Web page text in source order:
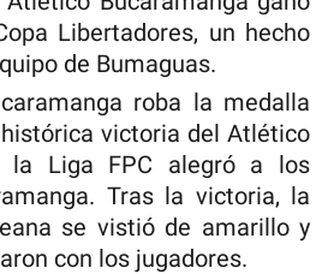
Libertadores, un hecho
de Bumaguas.
roba la medalla
victoria del Atlético
la Liga FPC alegró a los
Tras la victoria, la
se vistió de amarillo y
con los jugadores.